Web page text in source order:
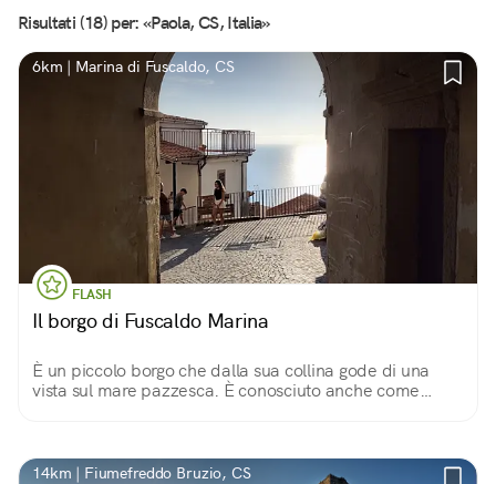
Risultati (18) per: «Paola, CS, Italia»
6km | Marina di Fuscaldo, CS
FLASH
Il borgo di Fuscaldo Marina
È un piccolo borgo che dalla sua collina gode di una
vista sul mare pazzesca. È conosciuto anche come
14km | Fiumefreddo Bruzio, CS